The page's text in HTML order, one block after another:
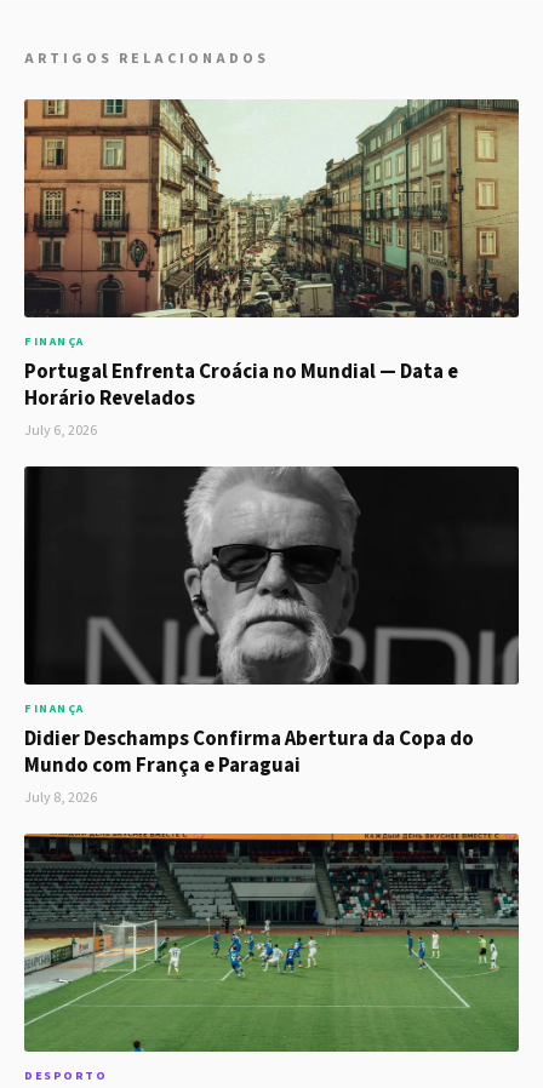
ARTIGOS RELACIONADOS
FINANÇA
Portugal Enfrenta Croácia no Mundial — Data e
Horário Revelados
July 6, 2026
FINANÇA
Didier Deschamps Confirma Abertura da Copa do
Mundo com França e Paraguai
July 8, 2026
DESPORTO